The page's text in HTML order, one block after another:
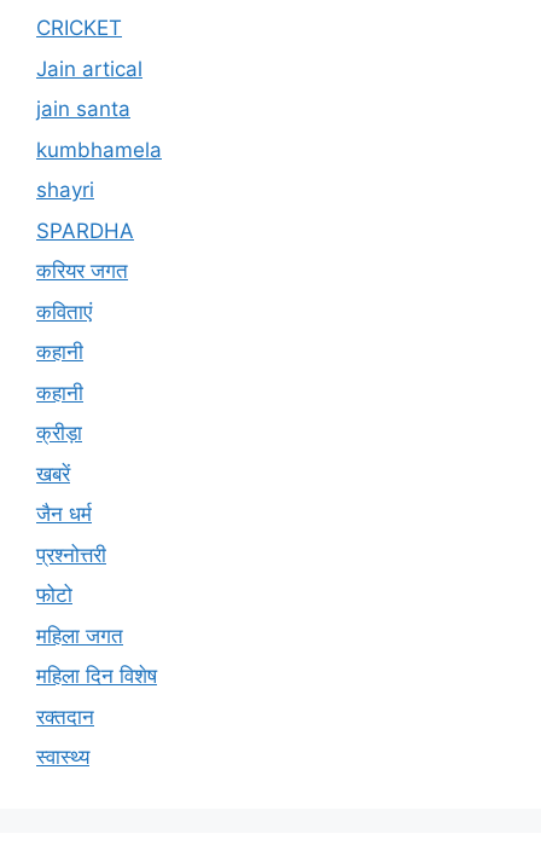
CRICKET
Jain artical
jain santa
kumbhamela
shayri
SPARDHA
करियर जगत
कविताएं
कहानी
कहानी
क्रीड़ा
खबरें
जैन धर्म
प्रश्नोत्तरी
फोटो
महिला जगत
महिला दिन विशेष
रक्तदान
स्वास्थ्य